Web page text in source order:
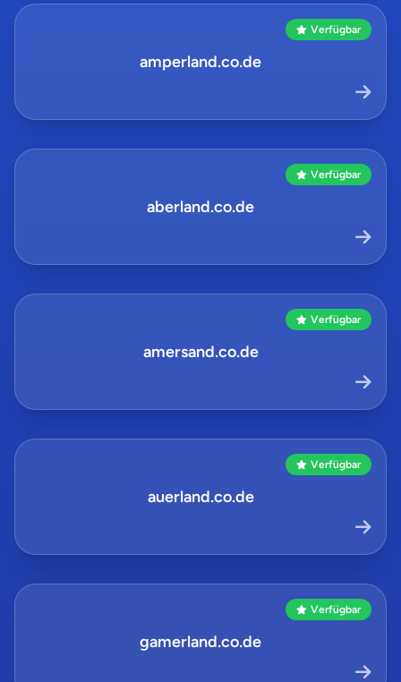
Verfügbar
amperland.co.de
Verfügbar
aberland.co.de
Verfügbar
amersand.co.de
Verfügbar
auerland.co.de
Verfügbar
gamerland.co.de